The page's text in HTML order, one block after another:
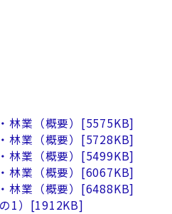
業（概要） [5575KB]
業（概要） [5728KB]
業（概要） [5499KB]
業（概要） [6067KB]
業（概要） [6488KB]
1） [1912KB]